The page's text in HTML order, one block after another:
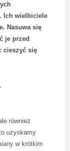
Ich wielbiciele
Nasuwa się
je przed
cieszyć się
również
uzyskamy
w krótkim